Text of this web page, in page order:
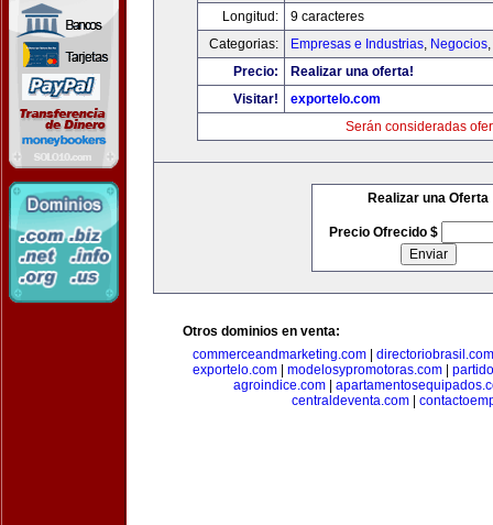
Longitud:
9 caracteres
Categorias:
Empresas e Industrias, Negocios,
Precio:
Realizar una oferta!
Visitar!
exportelo.com
Serán consideradas
Realizar una Oferta
Precio Ofrecido $
Otros dominios en venta:
commerceandmarketing.com| directoriobrasil.com
exportelo.com
modelosypromotoras.com
agroindice.com
centraldeventa.com